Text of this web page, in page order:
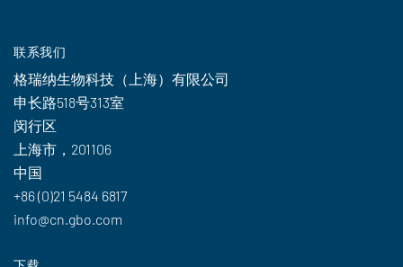
联系我们
格瑞纳生物科技（上海）有限公司
申长路518号313室
闵行区
上海市，201106
中国
+86 (0)21 5484 6817
info@cn.gbo.com